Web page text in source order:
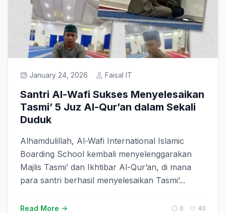
January 24, 2026 Faisal IT
Santri Al-Wafi Sukses Menyelesaikan
Tasmi’ 5 Juz Al-Qur’an dalam Sekali
Duduk
Alhamdulillah, Al-Wafi International Islamic
Boarding School kembali menyelenggarakan
Majlis Tasmi’ dan Ikhtibar Al-Qur’an, di mana
para santri berhasil menyelesaikan Tasmi’...
Read More 0 40